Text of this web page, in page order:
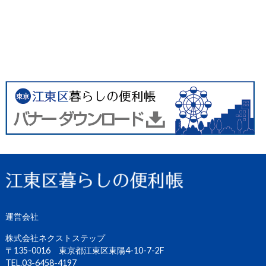
運営会社
株式会社ネクストステップ
〒135-0016 東京都江東区東陽4-10-7-2F
TEL.03-6458-4197